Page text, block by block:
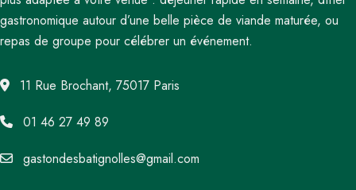
gastronomique autour d’une belle pièce de viande maturée, ou
repas de groupe pour célébrer un événement.
11 Rue Brochant, 75017 Paris
01 46 27 49 89
gastondesbatignolles@gmail.com